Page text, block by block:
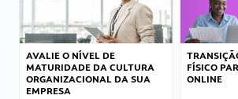
AVALIE O NÍVEL DE
MATURIDADE DA CULTURA
ORGANIZACIONAL DA SUA
EMPRESA
FÍSICO
ONLINE